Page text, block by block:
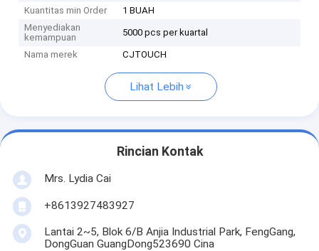
Kuantitas min Order
1 BUAH
Menyediakan
kemampuan
5000 pcs per kuartal
Nama merek CJTOUCH
Lihat Lebih
Rincian Kontak
Mrs. Lydia Cai
+8613927483927
Lantai 2~5, Blok 6/B Anjia Industrial Park, FengGang,
DongGuan GuangDong523690 Cina